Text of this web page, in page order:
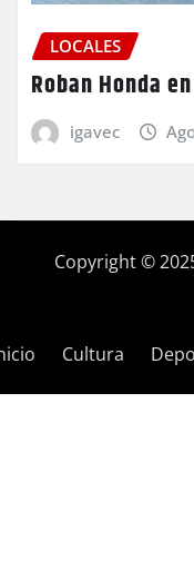
LOCALES
Roban Honda
igavec
Copyright ©
Cultura